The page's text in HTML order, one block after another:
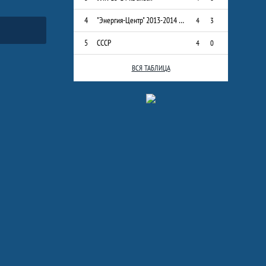
4 "Энергия-Центр" 2013-2014 г.р. 4 3
5 СССР 4 0
ВСЯ ТАБЛИЦА